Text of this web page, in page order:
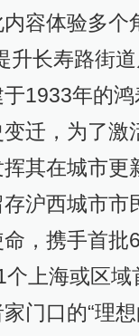
容体验多个
升长寿路街
1933年的
迁，为了激
其在城市更
沪西城市市
，携手首批
个上海或区域
门口的“理